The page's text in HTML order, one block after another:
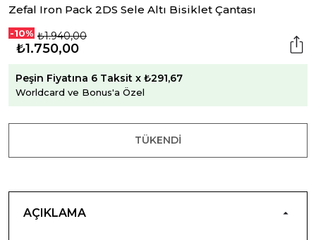
Zefal Iron Pack 2DS Sele Altı Bisiklet Çantası
-10% ₺1.940,00
₺1.750,00
Peşin Fiyatına 6 Taksit x ₺291,67
Worldcard ve Bonus'a Özel
TÜKENDI
AÇIKLAMA